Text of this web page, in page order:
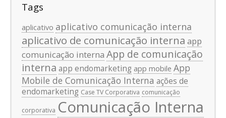
Tags
aplicativo aplicativo comunicação interna
aplicativo de comunicação interna app
comunicação interna App de comunicação
interna app endomarketing app mobile App
Mobile de Comunicação Interna ações de
endomarketing Case TV Corporativa comunicação
corporativa Comunicação Interna